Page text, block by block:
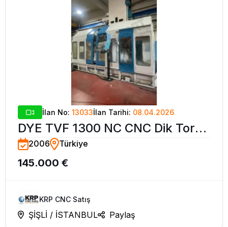
İlan No: 13033İlan Tarihi: 08.04.2026
DYE TVF 1300 NC CNC Dik Torna
Tezgahı – 2006
2006 Türkiye
145.000 €
KRP CNC Satış
ŞİŞLİ / İSTANBUL Paylaş